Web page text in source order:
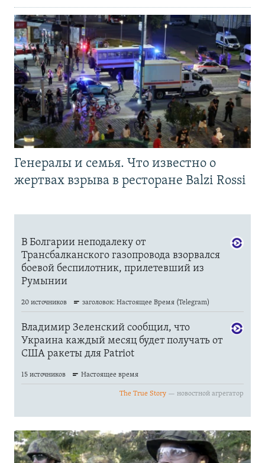
Генералы и семья. Что известно о
жертвах взрыва в ресторане Balzi Rossi